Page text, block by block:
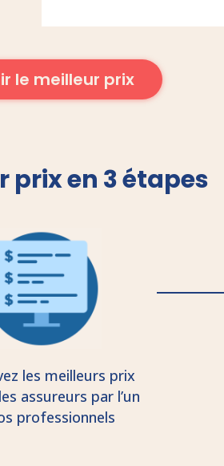
le meilleur prix
prix en 3 étapes
les meilleurs prix
assureurs par l’un
professionnels